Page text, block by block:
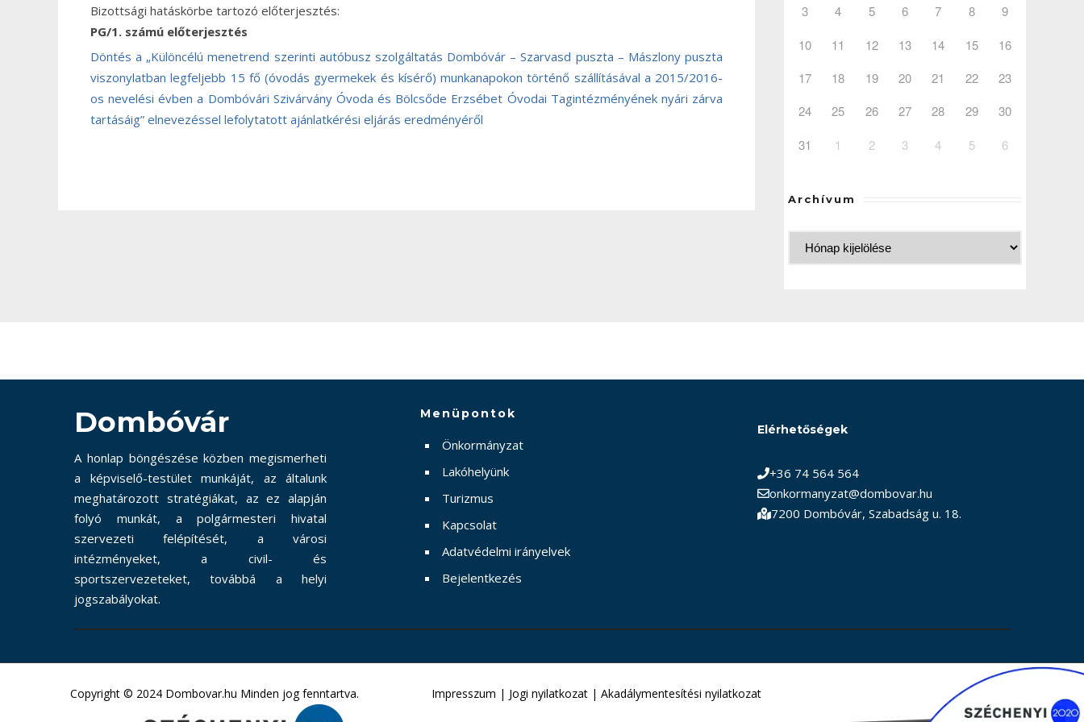
Bizottsági hatáskörbe tartozó előterjesztés:
PG/1. számú előterjesztés
Döntés a „Különcélú menetrend szerinti autóbusz szolgáltatás Dombóvár – Szarvasd puszta – Mászlony puszta
viszonylatban legfeljebb 15 fő (óvodás gyermekek és kísérő) munkanapokon történő szállításával a 2015/2016-
os nevelési évben a Dombóvári Szivárvány Óvoda és Bölcsőde Erzsébet Óvodai Tagintézményének nyári zárva
tartásáig” elnevezéssel lefolytatott ajánlatkérési eljárás eredményéről
3
4 5 6 7 8
9
10
11 12 13 14 15
16
17
18 19 20 21 22
23
24
25 26 27 28 29
30
31
1 2 3 4 5 6
Archívum
Dombóvár
A honlap böngészése közben megismerheti
a képviselő-testület munkáját, az általunk
meghatározott stratégiákat, az ez alapján
folyó munkát, a polgármesteri hivatal
szervezeti felépítését, a városi
intézményeket, a civil- és
sportszervezeteket, továbbá a helyi
jogszabályokat.
Menüpontok
Önkormányzat
Lakóhelyünk
Turizmus
Kapcsolat
Adatvédelmi irányelvek
Bejelentkezés
Elérhetőségek
+36 74 564 564
onkormanyzat@dombovar.hu
7200 Dombóvár, Szabadság u. 18.
Copyright © 2024 Dombovar.hu Minden jog fenntartva. Impresszum | Jogi nyilatkozat | Akadálymentesítési nyilatkozat